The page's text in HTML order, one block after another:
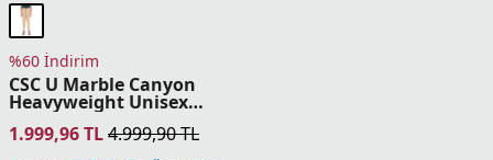
%60 İndirim
CSC U Marble Canyon
Heavyweight Unisex
Pantolon
1.999,96TL4.999,90TL